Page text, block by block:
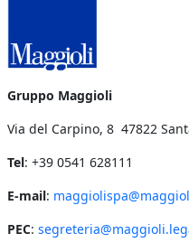
Gruppo Maggioli
Via del Carpino, 8 47822
Tel: +39 0541 628111
E-mail:
PEC: